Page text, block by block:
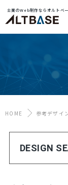
士業のWeb制作ならオルトベ
HOME 参考デザイ
DESIGN